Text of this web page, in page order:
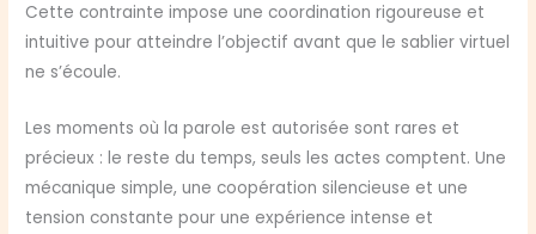
Cette contrainte impose une coordination rigoureuse et
intuitive pour atteindre l’objectif avant que le sablier virtuel
ne s’écoule.
Les moments où la parole est autorisée sont rares et
précieux : le reste du temps, seuls les actes comptent. Une
mécanique simple, une coopération silencieuse et une
tension constante pour une expérience intense et